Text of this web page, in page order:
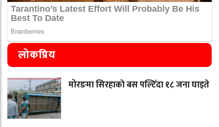
लोकप्रिय
मोरङमा सिरहाकाे बस पल्टिँदा १८ जना घाइते